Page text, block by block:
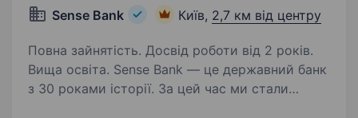
Sense Bank Київ, 2,7 км від центру
Повна зайнятість. Досвід роботи від 2 років.
Вища освіта. Sense Bank — це державний банк
з 30 роками історії. За цей час ми стали